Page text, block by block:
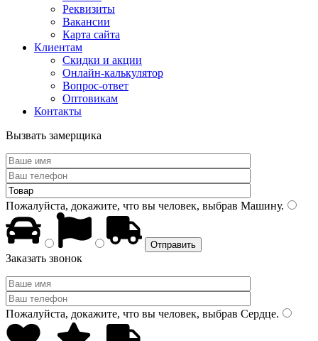
Реквизиты
Вакансии
Карта сайта
Клиентам
Скидки и акции
Онлайн-калькулятор
Вопрос-ответ
Оптовикам
Контакты
Вызвать замерщика
Пожалуйста, докажите, что вы человек, выбрав Машину.
Заказать звонок
Пожалуйста, докажите, что вы человек, выбрав Сердце.